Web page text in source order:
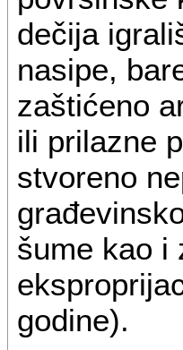
dečija
nasipe,
zaštićeno
ili prilazne
stvoreno
šume kao i
godine).